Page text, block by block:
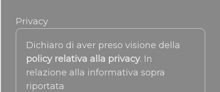
Privacy
Dichiaro di aver preso visione della
policy relativa alla privacy. In
relazione alla informativa sopra
riportata